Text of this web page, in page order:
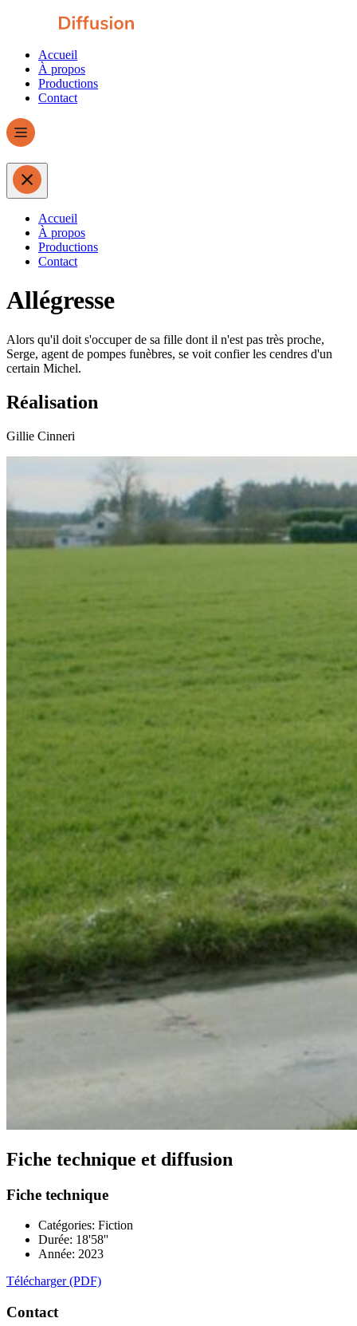
Accueil
À propos
Productions
Contact
Accueil
À propos
Productions
Contact
Allégresse
Alors qu'il doit s'occuper de sa fille dont il n'est pas très proche,
Serge, agent de pompes funèbres, se voit confier les cendres d'un
certain Michel.
Réalisation
Gillie Cinneri
Fiche technique et diffusion
Fiche technique
Catégories: Fiction
Durée: 18'58''
Année: 2023
Télécharger (PDF)
Contact